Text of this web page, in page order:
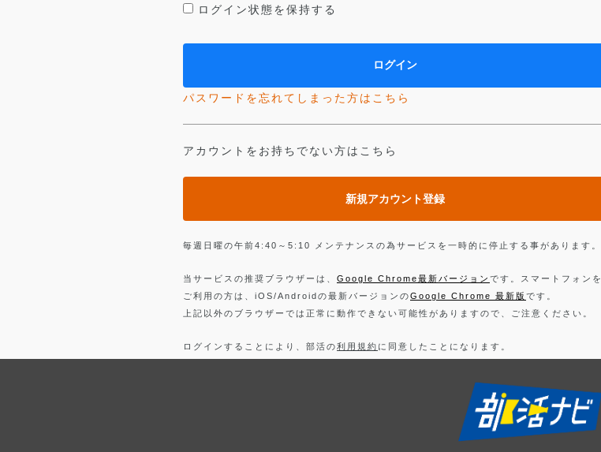
ログイン状態を保持する
パスワードを忘れてしまった方はこちら
アカウントをお持ちでない方はこちら
新規アカウント登録
毎週日曜の午前4:40～5:10 メンテナンスの為サービスを一時的に停止する事があります。
当サービスの推奨ブラウザーは、 Google Chrome最新バージョン です。スマートフォンを
ご利用の方は、iOS/Androidの最新バージョンのGoogle Chrome 最新版 です。
上記以外のブラウザーでは正常に動作できない可能性がありますので、ご注意ください。
ログインすることにより、部活の利用規約 に同意したことになります。